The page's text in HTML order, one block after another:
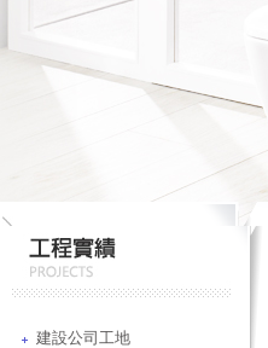
建設公司工地